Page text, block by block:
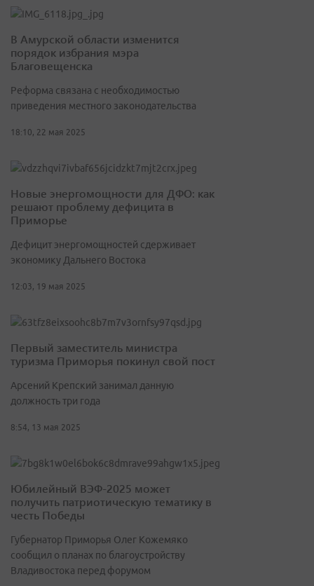
В Амурской области изменится
порядок избрания мэра
Благовещенска
Реформа связана с необходимостью
приведения местного законодательства
18:10, 22 мая 2025
Новые энергомощности для ДФО: как
решают проблему дефицита в
Приморье
Дефицит энергомощностей сдерживает
экономику Дальнего Востока
12:03, 19 мая 2025
Первый заместитель министра
туризма Приморья покинул свой пост
Арсений Крепский занимал данную
должность три года
8:54, 13 мая 2025
Юбилейный ВЭФ-2025 может
получить патриотическую тематику в
честь Победы
Губернатор Приморья Олег Кожемяко
сообщил о планах по благоустройству
Владивостока перед форумом